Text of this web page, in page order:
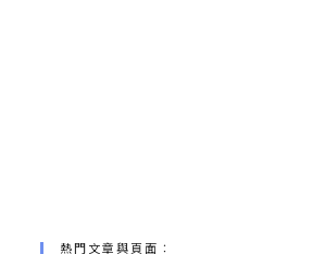
熱門文章與頁面︰